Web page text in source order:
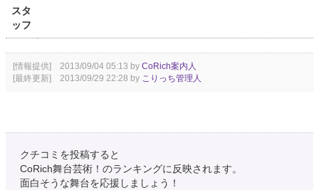
スタ
ッフ
[情報提供] 2013/09/04 05:13 by CoRich案内人
[最終更新] 2013/09/29 22:28 by こりっち管理人
クチコミを投稿すると
CoRich舞台芸術！のランキングに反映されます。
面白そうな舞台を応援しましょう！